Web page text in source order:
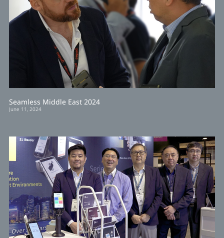
Seamless Middle East 2024
June 11, 2024